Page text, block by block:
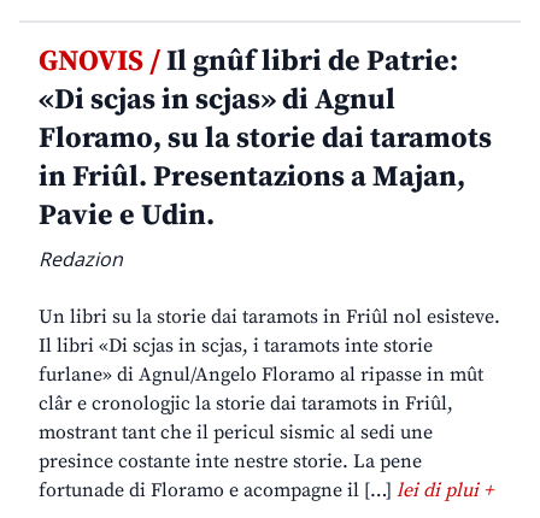
GNOVIS /Il gnûf libri de Patrie:
«Di scjas in scjas» di Agnul
Floramo, su la storie dai taramots
in Friûl. Presentazions a Majan,
Pavie e Udin.
Redazion
Un libri su la storie dai taramots in Friûl nol esisteve.
Il libri «Di scjas in scjas, i taramots inte storie
furlane» di Agnul/Angelo Floramo al ripasse in mût
clâr e cronologjic la storie dai taramots in Friûl,
mostrant tant che il pericul sismic al sedi une
presince costante inte nestre storie. La pene
fortunade di Floramo e acompagne il […] lei di plui +